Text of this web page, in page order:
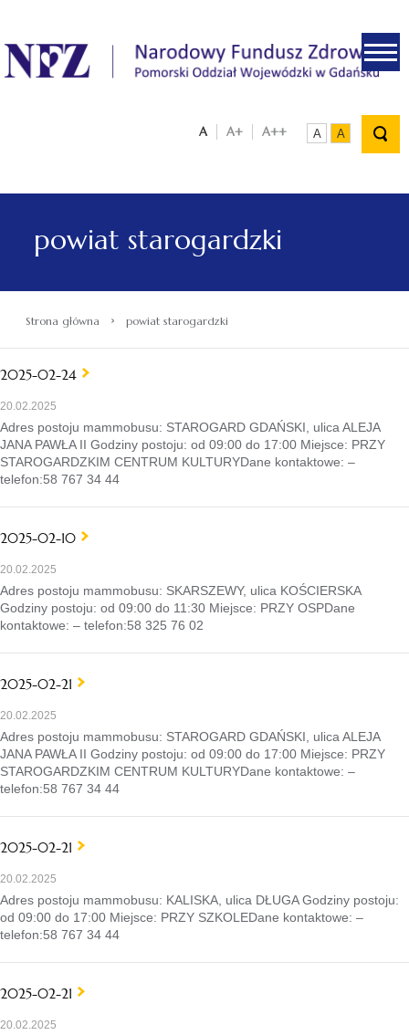
.
A A+ A++ A A
powiat starogardzki
Strona główna › powiat starogardzki
2025-02-24
20.02.2025
Adres postoju mammobusu: STAROGARD GDAŃSKI, ulica ALEJA
JANA PAWŁA II Godziny postoju: od 09:00 do 17:00 Miejsce: PRZY
STAROGARDZKIM CENTRUM KULTURYDane kontaktowe: –
telefon:58 767 34 44
2025-02-10
20.02.2025
Adres postoju mammobusu: SKARSZEWY, ulica KOŚCIERSKA
Godziny postoju: od 09:00 do 11:30 Miejsce: PRZY OSPDane
kontaktowe: – telefon:58 325 76 02
2025-02-21
20.02.2025
Adres postoju mammobusu: STAROGARD GDAŃSKI, ulica ALEJA
JANA PAWŁA II Godziny postoju: od 09:00 do 17:00 Miejsce: PRZY
STAROGARDZKIM CENTRUM KULTURYDane kontaktowe: –
telefon:58 767 34 44
2025-02-21
20.02.2025
Adres postoju mammobusu: KALISKA, ulica DŁUGA Godziny postoju:
od 09:00 do 17:00 Miejsce: PRZY SZKOLEDane kontaktowe: –
telefon:58 767 34 44
2025-02-21
20.02.2025